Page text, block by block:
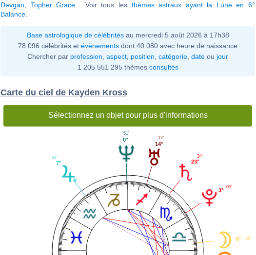
Devgan
Topher Grace ... Voir tous les thèmes astraux ayant la Lune en 6°
Balance
Base astrologique de célébritésau mercredi 5 août 2026 à 17h38
78 096 célébrités et évènements dont 40 080 avec heure de naissance
Chercher par profession aspect position catégorie date ou jour
1 205 551 295 thèmes consultés
Carte du ciel de Kayden Kross
Sélectionnez un objet pour plus d'informations
6° 25'
3°
05'
23°
34'
14°
12'
0°
51'
7°
37'